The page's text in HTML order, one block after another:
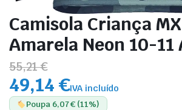
Camisola Criança
Amarela Neon 10-11
55,21 €
49,14 €IVA incluído
Poupa 6,07 € (11%)